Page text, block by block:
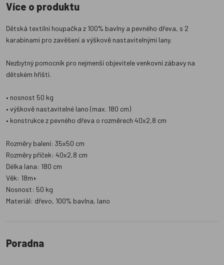
Více o produktu
Dětská textilní houpačka z 100% bavlny a pevného dřeva, s 2
karabinami pro zavěšení a výškově nastavitelnými lany.
Nezbytný pomocník pro nejmenší objevitele venkovní zábavy na
dětském hřišti.
• nosnost 50 kg
• výškově nastavitelné lano (max. 180 cm)
• konstrukce z pevného dřeva o rozměrech 40x2,8 cm
Rozměry balení: 35x50 cm
Rozměry příček: 40x2,8 cm
Délka lana: 180 cm
Věk: 18m+
Nosnost: 50 kg
Materiál: dřevo, 100% bavlna, lano
Poradna